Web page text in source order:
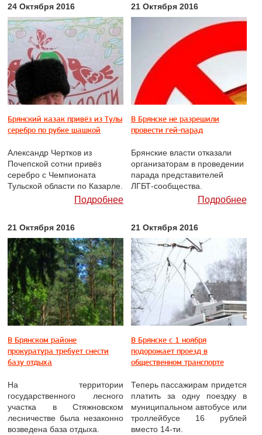
24 Октября 2016
Брянский казак привёз из Тулы
серебро по рубке шашкой
Александр Чертков из
Почепской сотни привёз
серебро с Чемпионата
Тульской области по Казарле.
Подробнее
21 Октября 2016
В Брянске не разрешили
провести гей-парад
Брянские власти отказали
организаторам в проведении
парада представителей
ЛГБТ-сообщества.
Подробнее
21 Октября 2016
В Брянском районе
прокуратура требует снести
базу отдыха
На территории
государственного лесного
участка в Стяжновском
лесничестве была незаконно
возведена база отдыха.
21 Октября 2016
В Брянске с 1 ноября
подорожает проезд в
общественном транспорте
Теперь пассажирам придется
платить за одну поездку в
муниципальном автобусе или
троллейбусе 16 рублей
вместо 14-ти.